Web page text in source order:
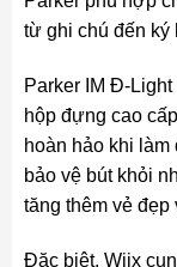
từ ghi chú đến ký
Parker IM Đ-
hộp đựng cao
hoàn hảo khi
bảo vệ bút khỏi
tăng thêm vẻ đẹp
Đặc biệt, Wiix